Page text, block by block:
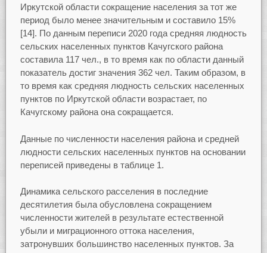
Иркутской области сокращение населения за тот же
период было менее значительным и составило 15%
[14]. По данным переписи 2020 года средняя людность
сельских населенных пунктов Качугского района
составила 117 чел., в то время как по области данный
показатель достиг значения 362 чел. Таким образом, в
то время как средняя людность сельских населенных
пунктов по Иркутской области возрастает, по
Качугскому района она сокращается.
Данные по численности населения района и средней
людности сельских населенных пунктов на основании
переписей приведены в таблице 1.
Динамика сельского расселения в последние
десятилетия была обусловлена сокращением
численности жителей в результате естественной
убыли и миграционного оттока населения,
затронувших большинство населенных пунктов. За